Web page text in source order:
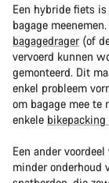
Een hybride fiets
bagage
bagagedrager(of
vervoerd kunnen
gemonteerd. Dit
enkel probleem
om bagage mee te
enkele bikepacking
Een ander
minder onderhoud